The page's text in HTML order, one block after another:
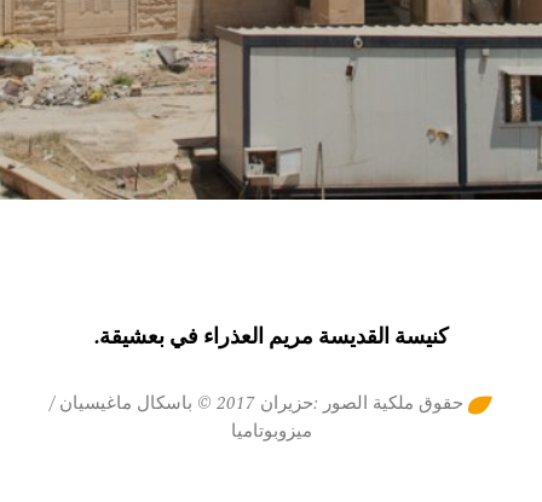
كنيسة القديسة مريم العذراء في بعشيقة.
حقوق ملكية الصور :حزيران 2017 © باسكال ماغيسيان /
ميزوبوتاميا